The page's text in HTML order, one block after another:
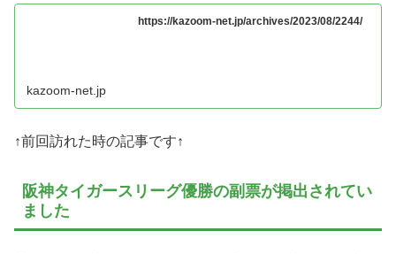
https://kazoom-net.jp/archives/2023/08/2244/
kazoom-net.jp
↑前回訪れた時の記事です↑
阪神タイガースリーグ優勝の副票が掲出されてい
ました